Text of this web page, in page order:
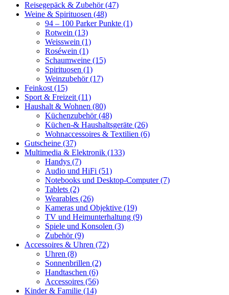
Reisegepäck & Zubehör(47)
Weine & Spirituosen (48)
94 – 100 Parker Punkte (1)
Rotwein (13)
Weisswein (1)
Roséwein (1)
Schaumweine (15)
Spirituosen (1)
Weinzubehör(17)
Feinkost (15)
Sport & Freizeit (11)
Haushalt & Wohnen (80)
Küchenzubehör(48)
Küchen-& Haushaltsgeräte (26)
Wohnaccessoires & Textilien (6)
Gutscheine (37)
Multimedia & Elektronik (133)
Handys (7)
Audio und HiFi (51)
Notebooks und Desktop-Computer(7)
Tablets (2)
Wearables (26)
Kameras und Objektive (19)
TV und Heimunterhaltung (9)
Spiele und Konsolen (3)
Zubehör(9)
Accessoires & Uhren (72)
Uhren (8)
Sonnenbrillen (2)
Handtaschen (6)
Accessoires (56)
Kinder & Familie (14)